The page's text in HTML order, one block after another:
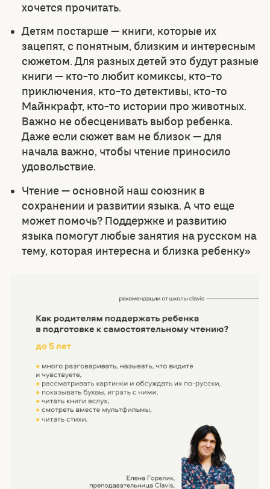
хочется прочитать.
Детям постарше — книги, которые их
зацепят, с понятным, близким и интересным
сюжетом. Для разных детей это будут разные
книги — кто-то любит комиксы, кто-то
приключения, кто-то детективы, кто-то
Майнкрафт, кто-то истории про животных.
Важно не обесценивать выбор ребенка.
Даже если сюжет вам не близок — для
начала важно, чтобы чтение приносило
удовольствие.
Чтение — основной наш союзник в
сохранении и развитии языка. А что еще
может помочь? Поддержке и развитию
языка помогут любые занятия на русском на
тему, которая интересна и близка ребенку»